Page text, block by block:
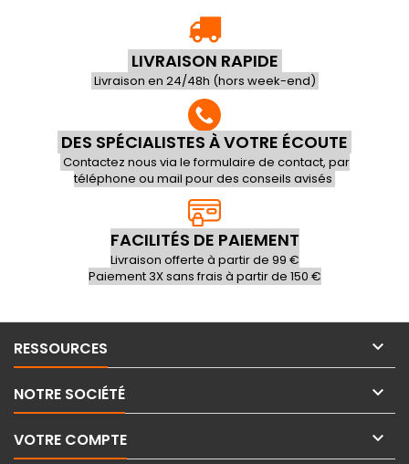
LIVRAISON RAPIDE
Livraison en 24/48h (hors week-end)
DES SPÉCIALISTES À VOTRE ÉCOUTE
Contactez nous via le formulaire de contact, par
téléphone ou mail pour des conseils avisés
FACILITÉS DE PAIEMENT
Livraison offerte à partir de 99 €
Paiement 3X sans frais à partir de 150 €
RESSOURCES 
NOTRE SOCIÉTÉ 
VOTRE COMPTE 